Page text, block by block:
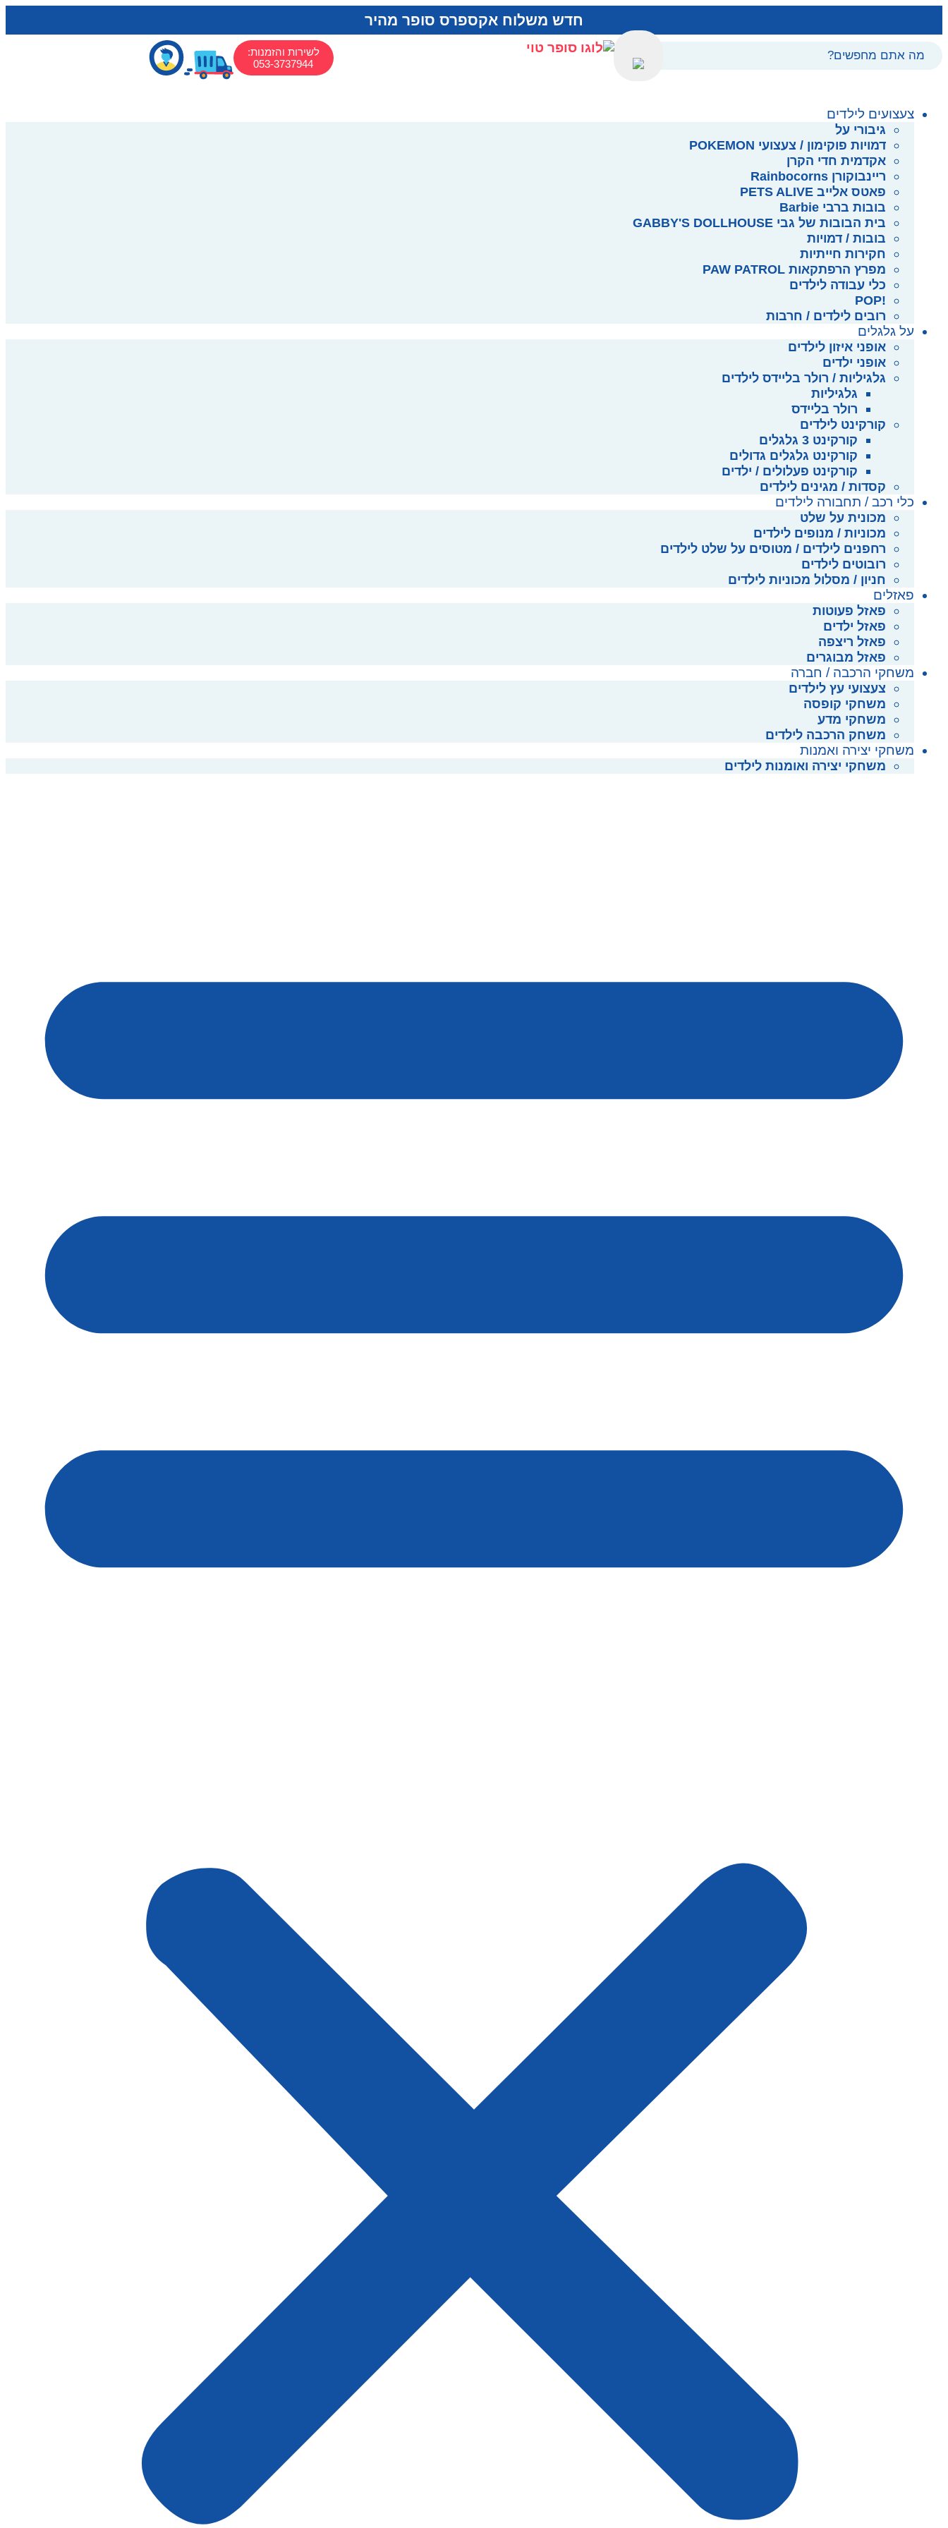
חדש משלוח אקספרס סופר מהיר
לשירות והזמנות:
053-3737944
צעצועים לילדים
גיבורי על
דמויות פוקימון / צעצועי POKEMON
אקדמית חדי הקרן
ריינבוקורן Rainbocorns
פאטס אלייב PETS ALIVE
בובות ברבי Barbie
בית הבובות של גבי GABBY'S DOLLHOUSE
בובות / דמויות
חקירות חייתיות
מפרץ הרפתקאות PAW PATROL
כלי עבודה לילדים
!POP
רובים לילדים / חרבות
על גלגלים
אופני איזון לילדים
אופני ילדים
גלגיליות / רולר בליידס לילדים
גלגיליות
רולר בליידס
קורקינט לילדים
קורקינט 3 גלגלים
קורקינט גלגלים גדולים
קורקינט פעלולים / ילדים
קסדות / מגינים לילדים
כלי רכב / תחבורה לילדים
מכונית על שלט
מכוניות / מנופים לילדים
רחפנים לילדים / מטוסים על שלט לילדים
רובוטים לילדים
חניון / מסלול מכוניות לילדים
פאזלים
פאזל פעוטות
פאזל ילדים
פאזל ריצפה
פאזל מבוגרים
משחקי הרכבה / חברה
צעצועי עץ לילדים
משחקי קופסה
משחקי מדע
משחק הרכבה לילדים
משחקי יצירה ואמנות
משחקי יצירה ואומנות לילדים